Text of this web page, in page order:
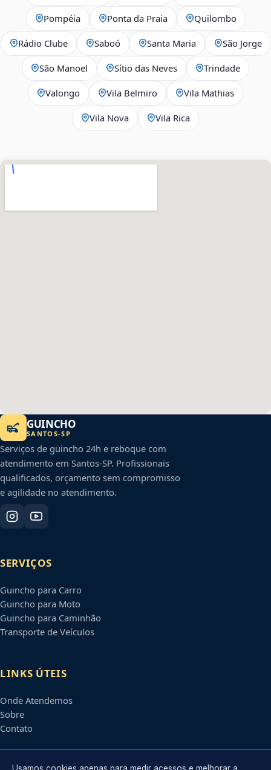
Pompéia Ponta da Praia Quilombo
Rádio Clube Saboó Santa Maria São Jorge
São Manoel Sítio das Neves Trindade
Valongo Vila Belmiro Vila Mathias
Vila Nova Vila Rica
GUINCHO
SANTOS-SP
Serviços de guincho 24h e reboque com
atendimento em Santos-SP. Profissionais
qualificados, orçamento sem compromisso
e agilidade no atendimento.
SERVIÇOS
Guincho para Carro
Guincho para Moto
Guincho para Caminhão
Transporte de Veículos
LINKS ÚTEIS
Onde Atendemos
Sobre
Contato